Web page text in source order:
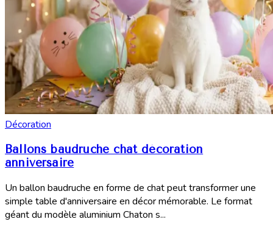
Décoration
Ballons baudruche chat décoration
anniversaire
Un ballon baudruche en forme de chat peut transformer une
simple table d'anniversaire en décor mémorable. Le format
géant du modèle aluminium Chaton s...